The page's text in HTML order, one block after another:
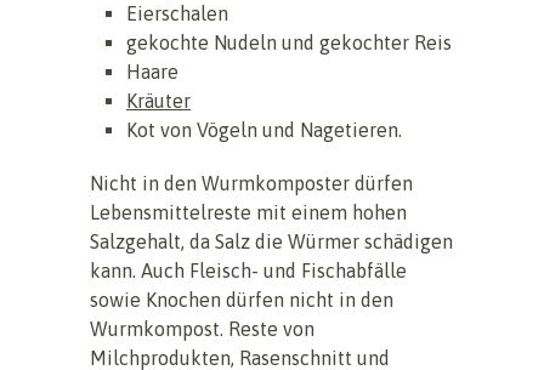
Eierschalen
gekochte Nudeln und gekochter Reis
Haare
Kräuter
Kot von Vögeln und Nagetieren.
Nicht in den Wurmkomposter dürfen
Lebensmittelreste mit einem hohen
Salzgehalt, da Salz die Würmer schädigen
kann. Auch Fleisch- und Fischabfälle
sowie Knochen dürfen nicht in den
Wurmkompost. Reste von
Milchprodukten, Rasenschnitt und